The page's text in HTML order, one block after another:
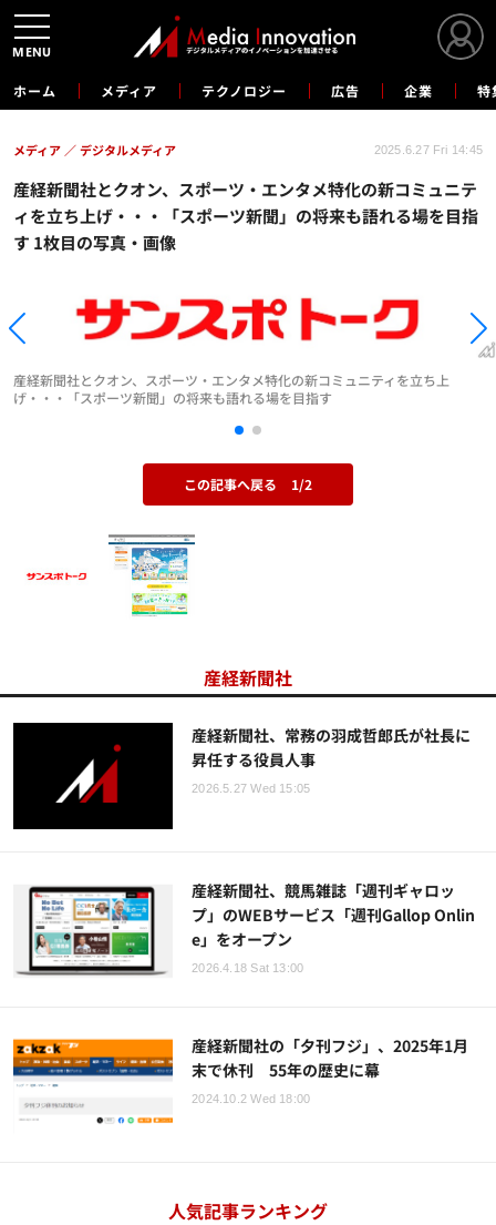
ホーム メディア テクノロジー 広告 企業 特
産経新聞社とクオン、スポーツ・エンタメ特化の新コミュニテ
ィを立ち上げ・・・「スポーツ新聞」の将来も語れる場を目指
す 1枚目の写真・画像
メディア デジタルメディア 2025.6.27 Fri 14:45
産経新聞社とクオン、スポーツ・エンタメ特化の新コミュニティを立ち上
げ・・・「スポーツ新聞」の将来も語れる場を目指す
この記事へ戻る 1/2
産経新聞社
産経新聞社、常務の羽成哲郎氏が社長に
昇任する役員人事
2026.5.27 Wed 15:05
産経新聞社、競馬雑誌「週刊ギャロッ
プ」のWEBサービス「週刊Gallop Onlin
e」をオープン
2026.4.18 Sat 13:00
産経新聞社の「夕刊フジ」、2025年1月
末で休刊 55年の歴史に幕
2024.10.2 Wed 18:00
人気記事ランキング
MENU